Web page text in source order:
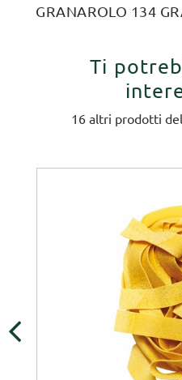
GRANAROLO 134
Ti
16 altri prodotti